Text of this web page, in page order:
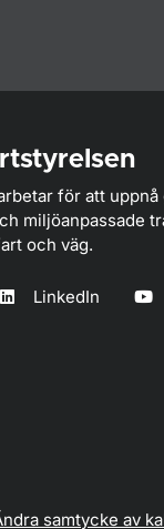
för att
miljöanpassade
och väg.
LinkedIn
samtycke av